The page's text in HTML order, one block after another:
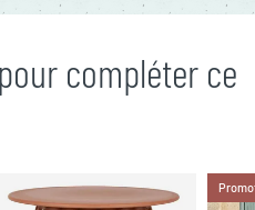
compléter ce